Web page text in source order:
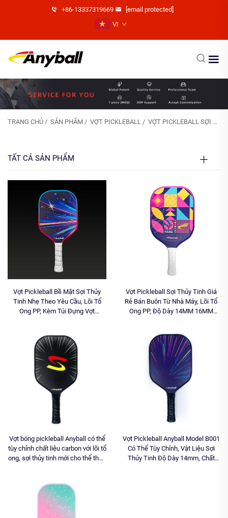
+86-13337319669
[email protected]
VI
TRANG CHỦ / SẢN PHẨM / VỢT PICKLEBALL / VỢT PICKLEBALL SỢI THỦY TINH
TẤT CẢ SẢN PHẨM
Vợt Pickleball Bề Mặt Sợi Thủy
Tinh Nhẹ Theo Yêu Cầu, Lõi Tổ
Ong PP, Kèm Túi Đựng Vợt
Vợt Pickleball Sợi Thủy Tinh Giá
Rẻ Bán Buôn Từ Nhà Máy, Lõi Tổ
Ong PP, Độ Dày 14MM 16MM
Vợt bóng pickleball Anyball có thể
tùy chỉnh chất liệu carbon với lõi tổ
ong, sợi thủy tinh mới cho thể thao
Vợt Pickleball Anyball Model B001
Có Thể Tùy Chỉnh, Vật Liệu Sợi
Thủy Tinh Độ Dày 14mm, Chất